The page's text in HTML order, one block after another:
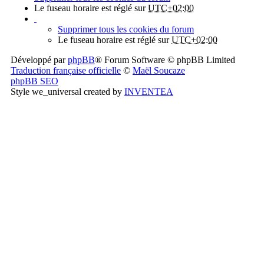
Le fuseau horaire est réglé surUTC+02:00
Supprimer tous les cookies du forum
Le fuseau horaire est réglé surUTC+02:00
Développé parphpBB® Forum Software © phpBB Limited
Traduction française officielle © Maël Soucaze
phpBB SEO
Style we_universal created by INVENTEA